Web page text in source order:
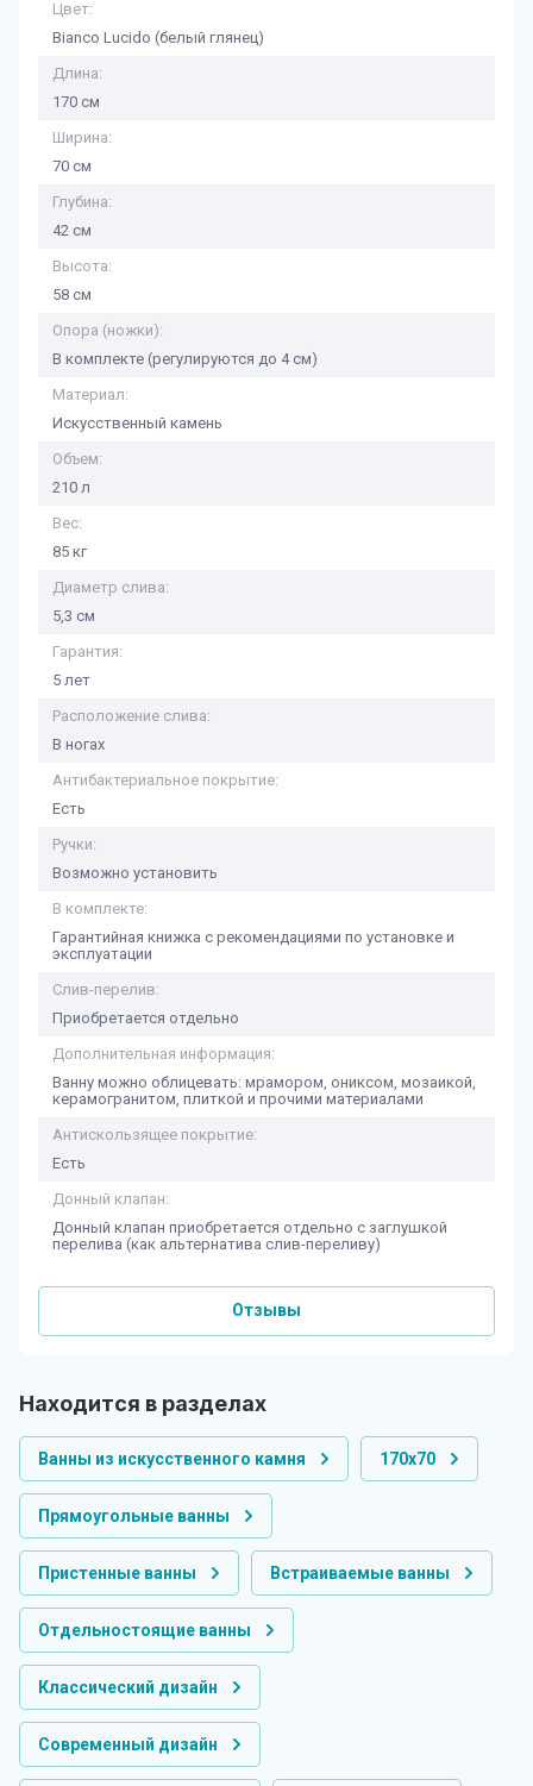
Цвет:
Bianco Lucido (белый глянец)
Длина:
170 см
Ширина:
70 см
Глубина:
42 см
Высота:
58 см
Опора (ножки):
В комплекте (регулируются до 4 см)
Материал:
Искусственный камень
Объем:
210 л
Вес:
85 кг
Диаметр слива:
5,3 см
Гарантия:
5 лет
Расположение слива:
В ногах
Антибактериальное покрытие:
Есть
Ручки:
Возможно установить
В комплекте:
Гарантийная книжка с рекомендациями по установке и
эксплуатации
Слив-перелив:
Приобретается отдельно
Дополнительная информация:
Ванну можно облицевать: мрамором, ониксом, мозаикой,
керамогранитом, плиткой и прочими материалами
Антискользящее покрытие:
Есть
Донный клапан:
Донный клапан приобретается отдельно с заглушкой
перелива (как альтернатива слив-переливу)
Отзывы
Находится в разделах
Ванны из искусственного камня 170х70
Прямоугольные ванны
Пристенные ванны Встраиваемые ванны
Отдельностоящие ванны
Классический дизайн
Современный дизайн